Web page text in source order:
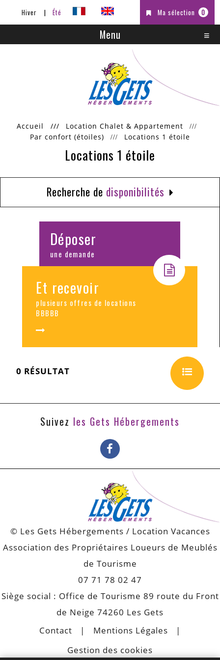
Hiver Été Ma sélection 0
Menu
Accueil ///
Location Chalet & Appartement
Par confort (étoiles)
Locations 1 étoile
Locations 1 étoile
Recherche de disponibilités
Déposer
une demande
Et recevoir
plusieurs offres de locations
BBBBB
0 RÉSULTAT
Suivez les Gets Hébergements
© Les Gets Hébergements / Location Vacances
Association des Propriétaires Loueurs de Meublés
de Tourisme
07 71 78 02 47
Siège social : Office de Tourisme 89 route du Front
de Neige 74260 Les Gets
Contact
Mentions Légales
Gestion des cookies